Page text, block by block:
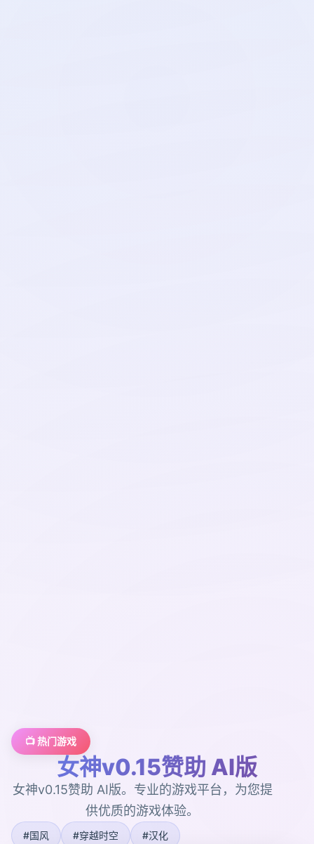
📺 热门游戏
女神v0.15赞助 AI版
女神v0.15赞助 AI版。专业的游戏平台，为您提
供优质的游戏体验。
#国风 #穿越时空 #汉化